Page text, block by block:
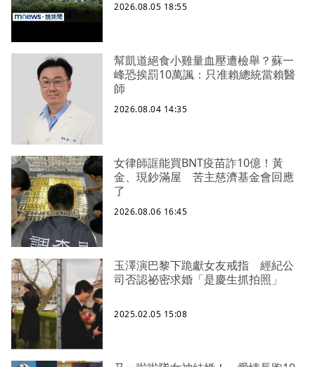
2026.08.05 18:55
幫凱道絕食小雞量血壓遭檢舉？蘇一
峰恐挨罰10萬諷：只准賴總統當賴醫
師
2026.08.04 14:35
女律師誆能買BNT疫苗詐10億！黃
金、現鈔滿屋 苦主慈濟基金會回應
了
2026.08.06 16:45
玉澤演巴黎下跪獻女友戒指 經紀公
司否認祕密求婚「是慶生抓拍照」
2025.02.05 15:08